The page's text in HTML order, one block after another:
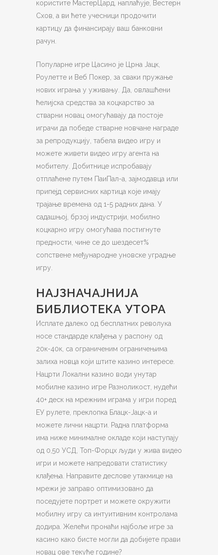
користите МастерЦард, наплаћује, Вестерн
Схов, а ви ћете учесници продочити
картицу да финансирају ваш банковни
рачун.
Популарне игре Цасино је Црна Јацк,
Роулетте и Веб Покер, за сваки пружање
нових играња у уживању. Да, овлашћени
ћелијска средства за коцкарство за
стварни новац омогућавају да постоје
играчи да победе стварне новчане награде
за репродукцију, табела видео игру и
можете живети видео игру агента на
мобителу. Добитнице испробавају
отплаћене путем ПаиПал-а, зајмодавца или
припејд сервисних картица које имају
трајање времена од 1-5 радних дана. У
садашњој, брзој индустрији, мобилно
коцкарно игру омогућава постигнуте
предности, чине се до шездесет%
сопствене међународне уновске уградње
игру.
НАЈЗНАЧАЈНИЈА
БИБЛИОТЕКА УТОРА
Исплате далеко од бесплатних револука
носе стандарде клађења у распону од
20к-40к, са ограниченим ограничењима
залиха новца који штите казино интересе.
Нацрти Локални казино води унутар
мобилне казино игре Разноликост, нудећи
40+ деск на мрежним играма у игри поред
ЕУ рулете, преклопка Блацк-Јацк-а и
можете лични нацрти. Радна платформа
има ниже минималне окладе који наступају
од 0,50 УСД, Топ-Форцх људи у жива видео
игри и можете напредовати статистику
клађења. Направите деслове утакмице на
мрежи је заправо оптимизовано да
поседујете портрет и можете окружити
мобилну игру са интуитивним контролама
додира. Желећи пронаћи најбоље игре за
касино како бисте могли да добијете прави
новац ове текуће године?